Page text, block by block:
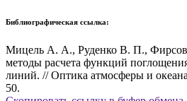
Библиографическая ссылка:
Мицель А. А., Руденко В. П.,
методы расчета функций
линий. // Оптика атмосферы и
50.